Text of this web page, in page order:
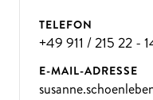
TELEFON
+49 911 / 215 22 -
E-MAIL-ADRESSE